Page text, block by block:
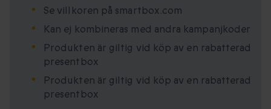
Se villkoren på smartbox.com
Kan ej kombineras med andra kampanjkoder
Produkten är giltig vid köp av en rabatterad
presentbox
Produkten är giltig vid köp av en rabatterad
presentbox